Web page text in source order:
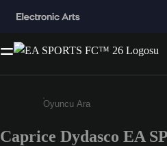
Enter a minimum of 3
Caprice Dydasco EA